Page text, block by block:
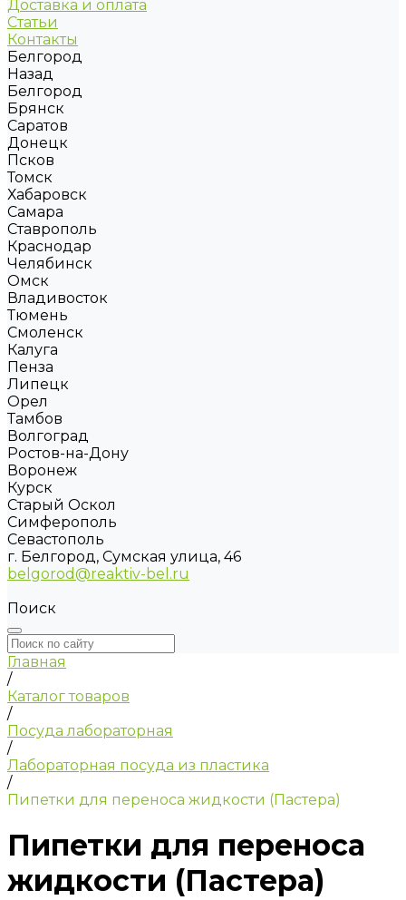
Доставка и оплата
Статьи
Контакты
Белгород
Назад
Белгород
Брянск
Саратов
Донецк
Псков
Томск
Хабаровск
Самара
Ставрополь
Краснодар
Челябинск
Омск
Владивосток
Тюмень
Смоленск
Калуга
Пенза
Липецк
Орел
Тамбов
Волгоград
Ростов-на-Дону
Воронеж
Курск
Старый Оскол
Симферополь
Севастополь
г. Белгород, Сумская улица, 46
belgorod@reaktiv-bel.ru
Поиск
Главная
/
Каталог товаров
/
Посуда лабораторная
/
Лабораторная посуда из пластика
/
Пипетки для переноса жидкости (Пастера)
Пипетки для переноса
жидкости (Пастера)